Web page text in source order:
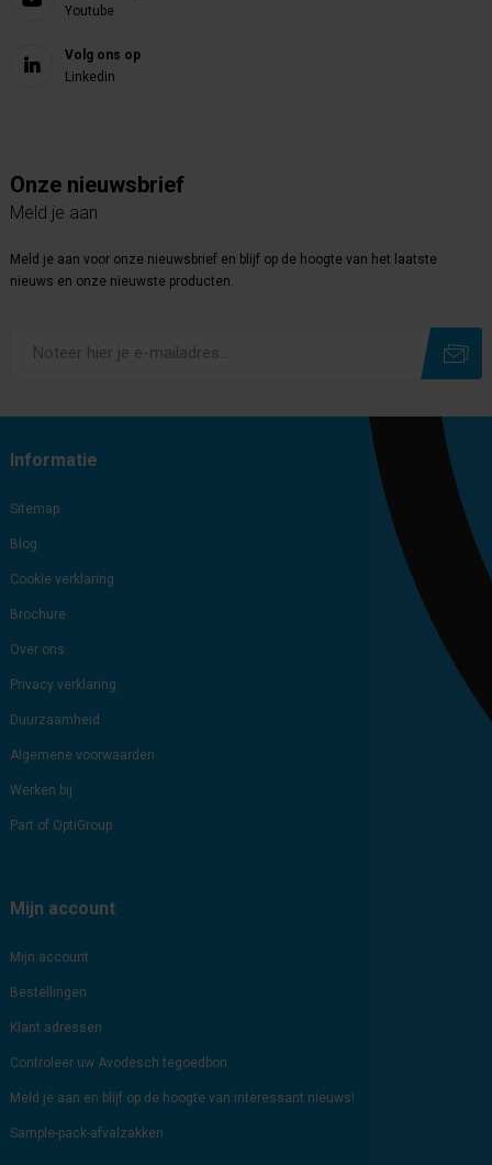
Youtube
Volg ons op
Linkedin
Onze nieuwsbrief
Meld je aan
Meld je aan voor onze nieuwsbrief en blijf op de hoogte van het laatste
nieuws en onze nieuwste producten.
Informatie
Sitemap
Blog
Cookie verklaring
Brochure
Over ons
Privacy verklaring
Duurzaamheid
Algemene voorwaarden
Werken bij
Part of OptiGroup
Mijn account
Mijn account
Bestellingen
Klant adressen
Controleer uw Avodesch tegoedbon
Meld je aan en blijf op de hoogte van interessant nieuws!
Sample-pack-afvalzakken